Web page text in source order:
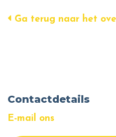
Ga terug naar het
Contactdetails
E-mail ons